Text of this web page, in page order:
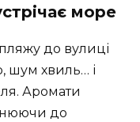
море
пляжу до вулиці
шум хвиль… і
Аромати
до